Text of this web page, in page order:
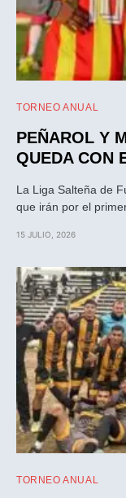
TORNEO ANUAL
PEÑAROL Y
QUEDA CON
La Liga Salteña de
que irán por el
15 JULIO, 2026
TORNEO ANUAL